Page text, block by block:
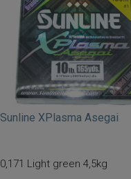
Sunline XPlasma Asegai
0,171 Light green 4,5kg